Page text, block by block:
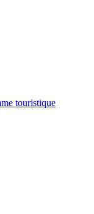
touristique